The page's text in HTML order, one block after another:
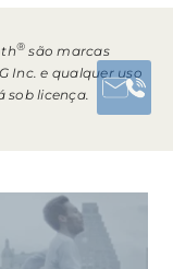
® são marcas
Inc. e qualquer uso
sob licença.